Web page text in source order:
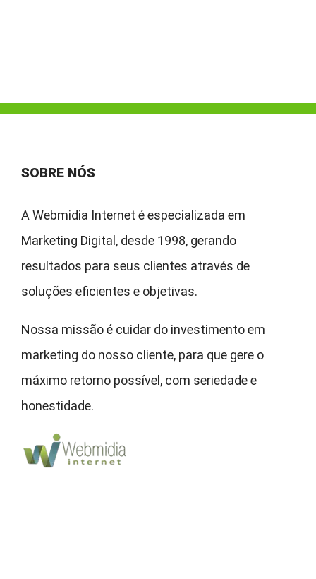
SOBRE NÓS
A Webmidia Internet é especializada em
Marketing Digital, desde 1998, gerando
resultados para seus clientes através de
soluções eficientes e objetivas.
Nossa missão é cuidar do investimento em
marketing do nosso cliente, para que gere o
máximo retorno possível, com seriedade e
honestidade.